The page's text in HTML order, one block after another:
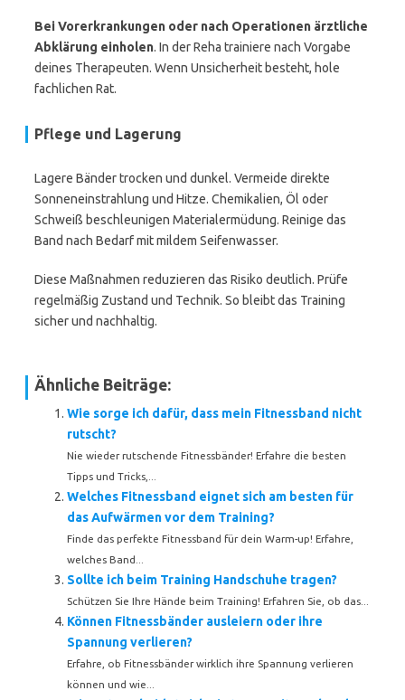
Bei Vorerkrankungen oder nach Operationen ärztliche
Abklärung einholen. In der Reha trainiere nach Vorgabe
deines Therapeuten. Wenn Unsicherheit besteht, hole
fachlichen Rat.
Pflege und Lagerung
Lagere Bänder trocken und dunkel. Vermeide direkte
Sonneneinstrahlung und Hitze. Chemikalien, Öl oder
Schweiß beschleunigen Materialermüdung. Reinige das
Band nach Bedarf mit mildem Seifenwasser.
Diese Maßnahmen reduzieren das Risiko deutlich. Prüfe
regelmäßig Zustand und Technik. So bleibt das Training
sicher und nachhaltig.
Ähnliche Beiträge:
Wie sorge ich dafür, dass mein Fitnessband nicht
rutscht?
Nie wieder rutschende Fitnessbänder! Erfahre die besten
Tipps und Tricks,...
Welches Fitnessband eignet sich am besten für
das Aufwärmen vor dem Training?
Finde das perfekte Fitnessband für dein Warm-up! Erfahre,
welches Band...
Sollte ich beim Training Handschuhe tragen?
Schützen Sie Ihre Hände beim Training! Erfahren Sie, ob das...
Können Fitnessbänder ausleiern oder ihre
Spannung verlieren?
Erfahre, ob Fitnessbänder wirklich ihre Spannung verlieren
können und wie...